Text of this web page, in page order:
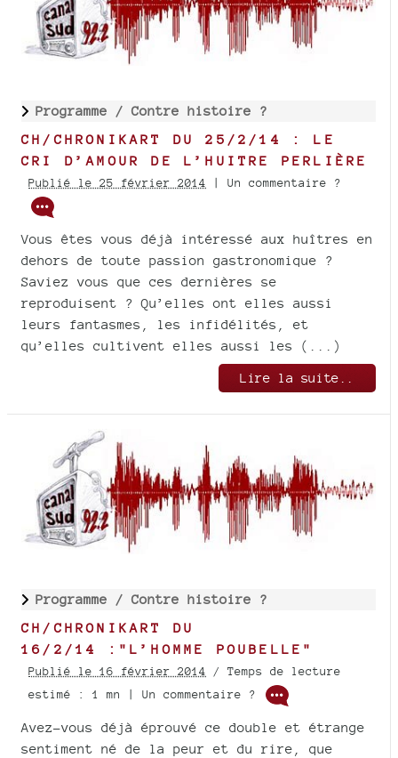
Programme / Contre histoire ?
CH/CHRONIKART DU 25/2/14 : LE
CRI D’AMOUR DE L’HUITRE PERLIÈRE
Publié le 25 février 2014 | Un commentaire ?
Vous êtes vous déjà intéressé aux huîtres en
dehors de toute passion gastronomique ?
Saviez vous que ces dernières se
reproduisent ? Qu’elles ont elles aussi
leurs fantasmes, les infidélités, et
qu’elles cultivent elles aussi les (...)
Lire la suite..
Programme / Contre histoire ?
CH/CHRONIKART DU
16/2/14 :"L’HOMME POUBELLE"
Publié le 16 février 2014 / Temps de lecture
estimé : 1 mn | Un commentaire ?
Avez-vous déjà éprouvé ce double et étrange
sentiment né de la peur et du rire, que